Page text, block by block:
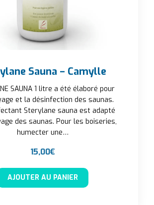
Sauna – Camylle
SAUNA 1 litre a été élaboré pour
et la désinfection des saunas.
Sterylane sauna est adapté
des saunas. Pour les boiseries,
humecter une…
15,00€
AJOUTER AU PANIER